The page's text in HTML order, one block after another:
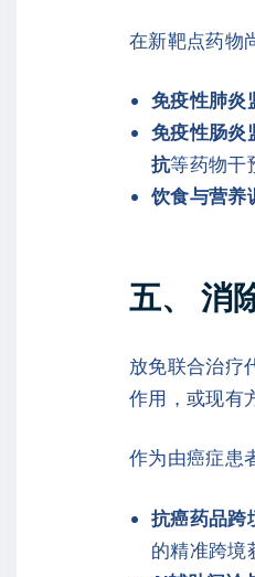
在新靶点药物
免疫性肺炎
免疫性肠炎
抗等药物干
饮食与营养
五、 消
放免联合治疗
作用，或现有
作为由癌症患
抗癌药品跨
的精准跨境